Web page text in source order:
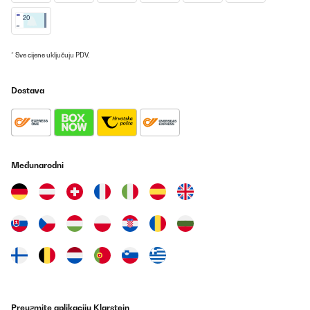
Prevedi
déshydratation qui permet de confectionner de la viande sèche
rien que pour eux design classe et simple pas trop grand très
silencieux mode d'emploi facile à prendre en main tienna dire à
Utilisateur d'Amazon
Prevedi
Einfach ein super Ofen. Wärmeleistung schnell und sehr gut.
* Sve cijene uključuju PDV.
Dostava
Međunarodni
Preuzmite aplikaciju Klarstein